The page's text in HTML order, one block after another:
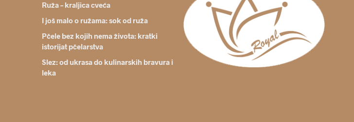
Ruža – kraljica cveća
I još malo o ružama: sok od ruža
Pčele bez kojih nema života: kratki
istorijat pčelarstva
Slez: od ukrasa do kulinarskih bravura i
leka